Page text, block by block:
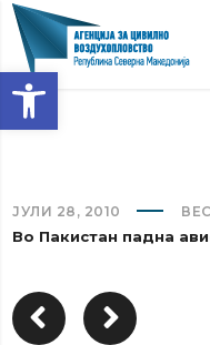
Open toolbar
ЈУЛИ 28, 2010
Во Пакистан падна